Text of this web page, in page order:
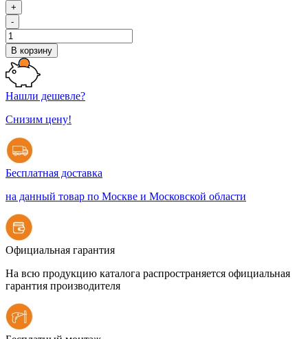
+
-
В корзину
Нашли дешевле?
Снизим цену!
Бесплатная доставка
на данный товар по Москве и Московской области
Официальная гарантия
На всю продукцию каталога распространяется официальная
гарантия производителя